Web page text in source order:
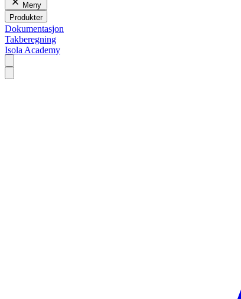
Meny
Produkter
Dokumentasjon
Takberegning
Isola Academy